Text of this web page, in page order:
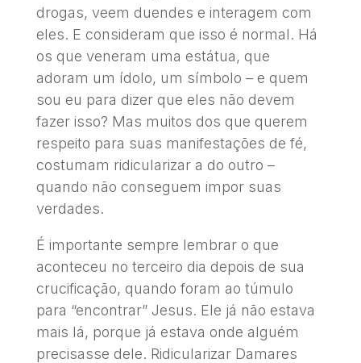
drogas, veem duendes e interagem com
eles. E consideram que isso é normal. Há
os que veneram uma estátua, que
adoram um ídolo, um símbolo – e quem
sou eu para dizer que eles não devem
fazer isso? Mas muitos dos que querem
respeito para suas manifestações de fé,
costumam ridicularizar a do outro –
quando não conseguem impor suas
verdades.
É importante sempre lembrar o que
aconteceu no terceiro dia depois de sua
crucificação, quando foram ao túmulo
para “encontrar” Jesus. Ele já não estava
mais lá, porque já estava onde alguém
precisasse dele. Ridicularizar Damares